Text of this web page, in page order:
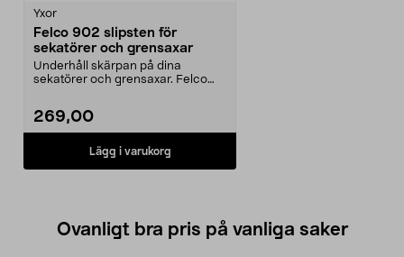
Yxor
Felco 902 slipsten för
sekatörer och grensaxar
Underhåll skärpan på dina
sekatörer och grensaxar. Felco
269,00
Lägg i varukorg
Ovanligt bra pris på vanliga saker